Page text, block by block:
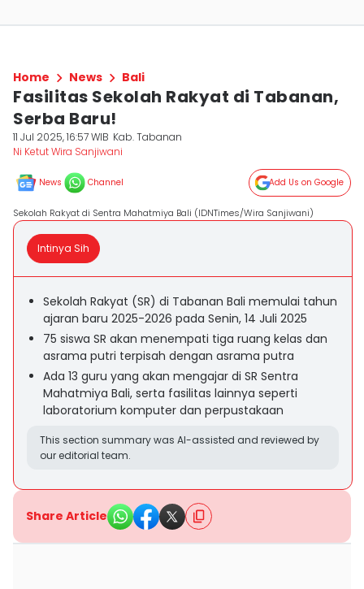
Home News Bali
Fasilitas Sekolah Rakyat di Tabanan,
Serba Baru!
11 Jul 2025, 16:57 WIB Kab. Tabanan
Ni Ketut Wira Sanjiwani
News Channel Add Us on Google
Sekolah Rakyat di Sentra Mahatmiya Bali (IDNTimes/Wira Sanjiwani)
Intinya Sih
Sekolah Rakyat (SR) di Tabanan Bali memulai tahun
ajaran baru 2025-2026 pada Senin, 14 Juli 2025
75 siswa SR akan menempati tiga ruang kelas dan
asrama putri terpisah dengan asrama putra
Ada 13 guru yang akan mengajar di SR Sentra
Mahatmiya Bali, serta fasilitas lainnya seperti
laboratorium komputer dan perpustakaan
This section summary was AI-assisted and reviewed by
our editorial team.
Share Article